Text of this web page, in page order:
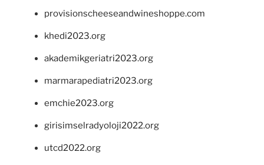
provisionscheeseandwineshoppe.com
khedi2023.org
akademikgeriatri2023.org
marmarapediatri2023.org
emchie2023.org
girisimselradyoloji2022.org
utcd2022.org